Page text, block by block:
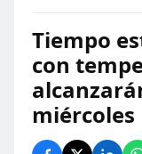
Tiempo
con
miércoles